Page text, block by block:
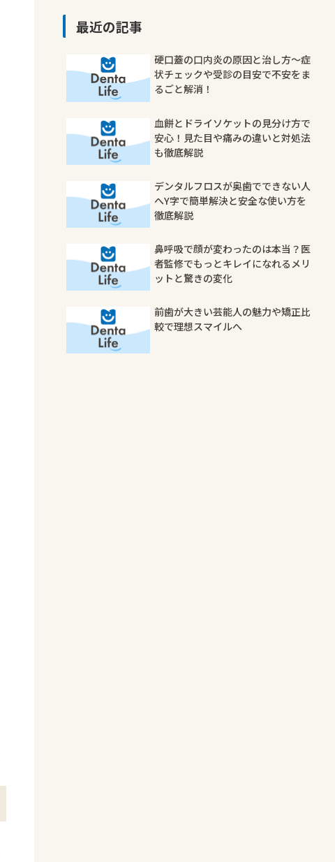
最近の記事
硬口蓋の口内炎の原因と治し方〜症
状チェックや受診の目安で不安をま
るごと解消！
血餅とドライソケットの見分け方で
安心！見た目や痛みの違いと対処法
も徹底解説
デンタルフロスが奥歯でできない人
へY字で簡単解決と安全な使い方を
徹底解説
鼻呼吸で顔が変わったのは本当？医
者監修でもっとキレイになれるメリ
ットと驚きの変化
前歯が大きい芸能人の魅力や矯正比
較で理想スマイルへ